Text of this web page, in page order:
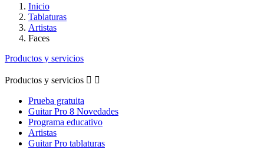
Inicio
Tablaturas
Artistas
Faces
Productos y servicios
Productos y servicios  
Prueba gratuita
Guitar Pro 8 Novedades
Programa educativo
Artistas
Guitar Pro tablaturas